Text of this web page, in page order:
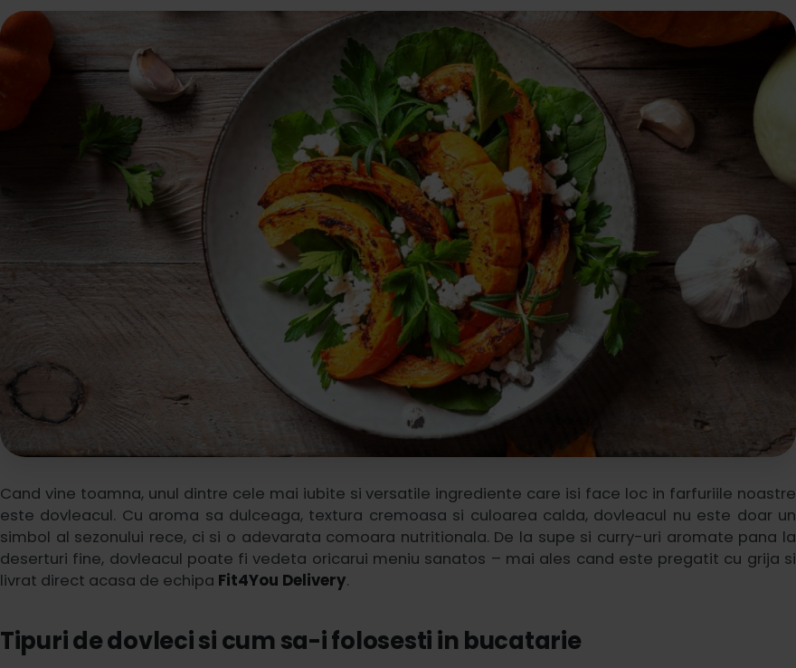
Cand vine toamna, unul dintre cele mai iubite si versatile ingrediente care isi face loc in farfuriile noastre
este dovleacul. Cu aroma sa dulceaga, textura cremoasa si culoarea calda, dovleacul nu este doar un
simbol al sezonului rece, ci si o adevarata comoara nutritionala. De la supe si curry-uri aromate pana la
deserturi fine, dovleacul poate fi vedeta oricarui meniu sanatos – mai ales cand este pregatit cu grija si
livrat direct acasa de echipa Fit4You Delivery.
Tipuri de dovleci si cum sa-i folosesti in bucatarie